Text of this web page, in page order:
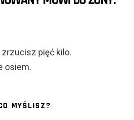
zrzucisz pięć kilo.
osiem.
MYŚLISZ?